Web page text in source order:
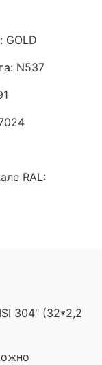
GOLD
N537
RAL:
304" (32*2,2